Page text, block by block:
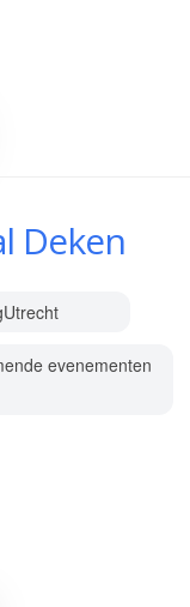
Deken
Utrecht
evenementen